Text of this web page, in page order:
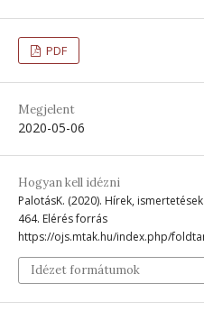
PDF
Megjelent
2020-05-06
Hogyan kell idézni
PalotásK. (2020). Hírek, ismertetések
464. Elérés forrás
https://ojs.mtak.hu/index.php/
Idézet formátumok